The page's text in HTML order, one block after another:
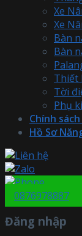
Xe
Xe
Bàn
Bàn
Thiết
Tời
Phụ
Chính
Hồ Sơ
0876978887
Đăng nhập